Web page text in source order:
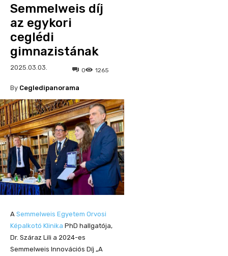
Semmelweis díj
az egykori
ceglédi
gimnazistának
2025.03.03. 1265
0
By Cegledipanorama
A Semmelweis Egyetem Orvosi
Képalkotó Klinika PhD hallgatója,
Dr. Száraz Lili a 2024-es
Semmelweis Innovációs Díj „A